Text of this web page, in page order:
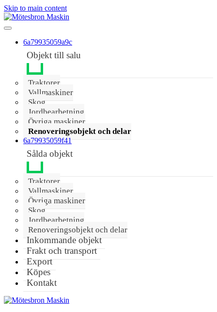
Skip to main content
6a79935059a9c
Objekt till salu
Traktorer
Vallmaskiner
Skog
Jordbearbetning
Övriga maskiner
Renoveringsobjekt och delar
6a79935059f41
Sålda objekt
Traktorer
Vallmaskiner
Övriga maskiner
Skog
Jordbearbetning
Renoveringsobjekt och delar
Inkommande objekt
Frakt och transport
Export
Köpes
Kontakt